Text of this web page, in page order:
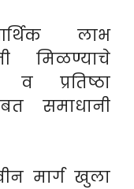
लाभ
मिळण्याचे
व प्रतिष्ठा
समाधानी
मार्ग खुला